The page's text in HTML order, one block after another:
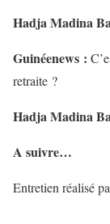
Hadja Madina
Guinéenews :
retraite ?
Hadja Madina
A suivre…
Entretien réalisé